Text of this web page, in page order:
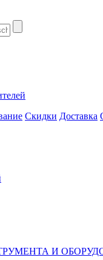
Скидки Доставка
И